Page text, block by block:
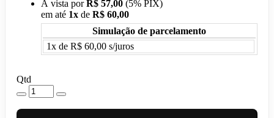
À vista porR$ 57,00 (5% PIX)
em até 1x de R$ 60,00
Simulação de parcelamento
1x de R$ 60,00 s/juros
Qtd